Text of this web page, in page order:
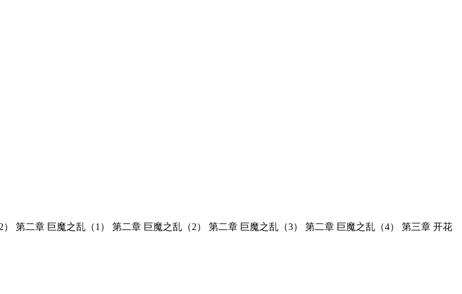
第二章 巨魔之乱（1） 第二章 巨魔之乱（2） 第二章 巨魔之乱（3） 第二章 巨魔之乱（4） 第三章 开花